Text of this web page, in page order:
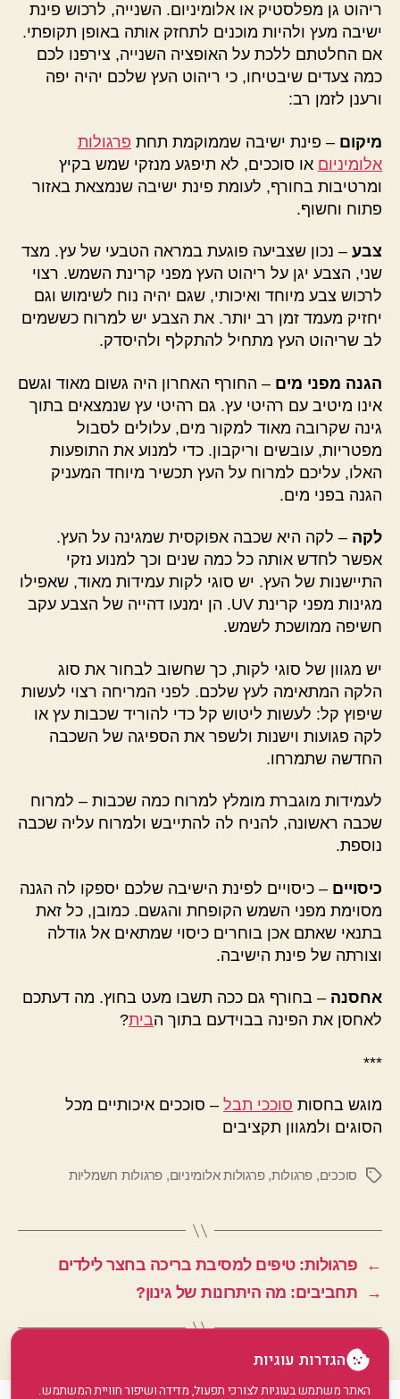
ריהוט גן מפלסטיק או אלומיניום. השנייה, לרכוש פינת
ישיבה מעץ ולהיות מוכנים לתחזק אותה באופן תקופתי.
אם החלטתם ללכת על האופציה השנייה, צירפנו לכם
כמה צעדים שיבטיחו, כי ריהוט העץ שלכם יהיה יפה
ורענן לזמן רב:
מיקום – פינת ישיבה שממוקמת תחת פרגולות
אלומיניום או סוככים, לא תיפגע מנזקי שמש בקיץ
ומרטיבות בחורף, לעומת פינת ישיבה שנמצאת באזור
פתוח וחשוף.
צבע – נכון שצביעה פוגעת במראה הטבעי של עץ. מצד
שני, הצבע יגן על ריהוט העץ מפני קרינת השמש. רצוי
לרכוש צבע מיוחד ואיכותי, שגם יהיה נוח לשימוש וגם
יחזיק מעמד זמן רב יותר. את הצבע יש למרוח כששמים
לב שריהוט העץ מתחיל להתקלף ולהיסדק.
הגנה מפני מים – החורף האחרון היה גשום מאוד וגשם
אינו מיטיב עם רהיטי עץ. גם רהיטי עץ שנמצאים בתוך
גינה שקרובה מאוד למקור מים, עלולים לסבול
מפטריות, עובשים וריקבון. כדי למנוע את התופעות
האלו, עליכם למרוח על העץ תכשיר מיוחד המעניק
הגנה בפני מים.
לקה – לקה היא שכבה אפוקסית שמגינה על העץ.
אפשר לחדש אותה כל כמה שנים וכך למנוע נזקי
התיישנות של העץ. יש סוגי לקות עמידות מאוד, שאפילו
מגינות מפני קרינת UV. הן ימנעו דהייה של הצבע עקב
חשיפה ממושכת לשמש.
יש מגוון של סוגי לקות, כך שחשוב לבחור את סוג
הלקה המתאימה לעץ שלכם. לפני המריחה רצוי לעשות
שיפוץ קל: לעשות ליטוש קל כדי להוריד שכבות עץ או
לקה פגועות וישנות ולשפר את הספיגה של השכבה
החדשה שתמרחו.
לעמידות מוגברת מומלץ למרוח כמה שכבות – למרוח
שכבה ראשונה, להניח לה להתייבש ולמרוח עליה שכבה
נוספת.
כיסויים – כיסויים לפינת הישיבה שלכם יספקו לה הגנה
מסוימת מפני השמש הקופחת והגשם. כמובן, כל זאת
בתנאי שאתם אכן בוחרים כיסוי שמתאים אל גודלה
וצורתה של פינת הישיבה.
אחסנה – בחורף גם ככה תשבו מעט בחוץ. מה דעתכם
לאחסן את הפינה בבוידעם בתוך הבית?
***
מוגש בחסות סוככי תבל – סוככים איכותיים מכל
הסוגים ולמגוון תקציבים
תגיותסוככים, פרגולות,פרגולות אלומיניום, פרגולות חשמליות
←
פרגולות: טיפים למסיבת בריכה בחצר לילדים
→
תחביבים: מה היתרונות של גינון?
הגדרות עוגיות
האתר משתמש בעוגיות לצורכי תפעול, מדידה ושיפור חוויית המשתמש.